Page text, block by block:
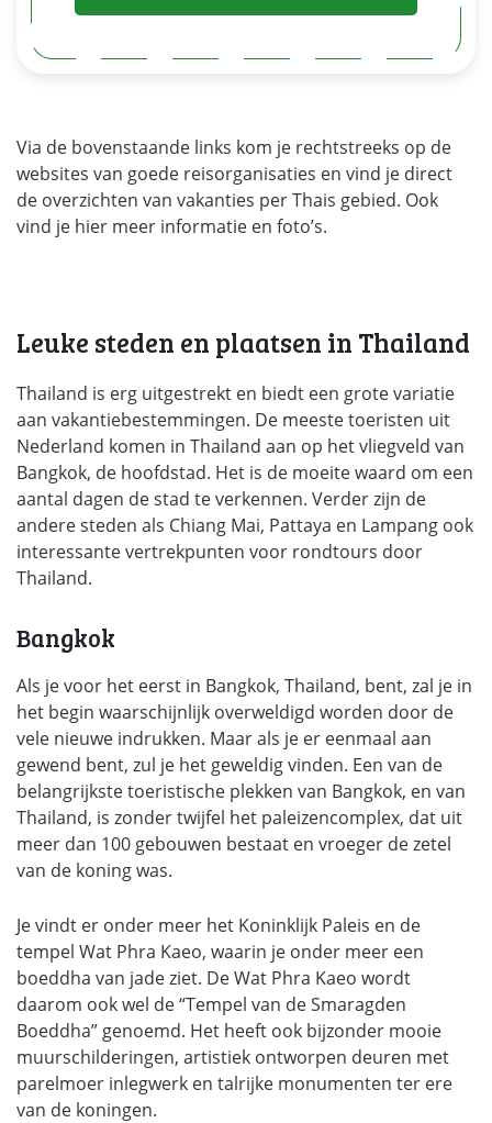
Via de bovenstaande links kom je rechtstreeks op de
websites van goede reisorganisaties en vind je direct
de overzichten van vakanties per Thais gebied. Ook
vind je hier meer informatie en foto’s.
Leuke steden en plaatsen in Thailand
Thailand is erg uitgestrekt en biedt een grote variatie
aan vakantiebestemmingen. De meeste toeristen uit
Nederland komen in Thailand aan op het vliegveld van
Bangkok, de hoofdstad. Het is de moeite waard om een
aantal dagen de stad te verkennen. Verder zijn de
andere steden als Chiang Mai, Pattaya en Lampang ook
interessante vertrekpunten voor rondtours door
Thailand.
Bangkok
Als je voor het eerst in Bangkok, Thailand, bent, zal je in
het begin waarschijnlijk overweldigd worden door de
vele nieuwe indrukken. Maar als je er eenmaal aan
gewend bent, zul je het geweldig vinden. Een van de
belangrijkste toeristische plekken van Bangkok, en van
Thailand, is zonder twijfel het paleizencomplex, dat uit
meer dan 100 gebouwen bestaat en vroeger de zetel
van de koning was.
Je vindt er onder meer het Koninklijk Paleis en de
tempel Wat Phra Kaeo, waarin je onder meer een
boeddha van jade ziet. De Wat Phra Kaeo wordt
daarom ook wel de “Tempel van de Smaragden
Boeddha” genoemd. Het heeft ook bijzonder mooie
muurschilderingen, artistiek ontworpen deuren met
parelmoer inlegwerk en talrijke monumenten ter ere
van de koningen.